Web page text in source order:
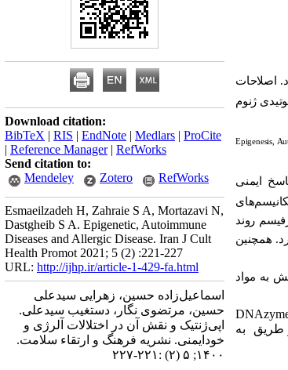
اصلاحات
ژنوم
“Epigenesis,
ایمنی
روند
همچنین
به مواد
طریق
به
Download citation:
BibTeX | RIS | EndNote | Medlars | ProCite
| Reference Manager| RefWorks
Send citation to:
Mendeley
Zotero RefWorks
Esmaeilzadeh H, Zahraie S A, Mortazavi N,
Dastgheib S A. Epigenetic, Autoimmune
Diseases and Allergic Disease. Iran J Cult
Health Promot 2021; 5 (2) :221-227
URL: http://ijhp.ir/article-1-429-fa.html
اسماعیل‌زاده حسین، زهرایی سیدعلی
حسین، مرتضوی نگار، دستغیب سیدعلی.
اپی‌ژنتیک و نقش آن در اختلالات آلرژی و
خودایمنی. نشريه فرهنگ و ارتقاء سلامت.
۱۴۰۰; ۵ (۲) :۲۲۱-۲۲۷